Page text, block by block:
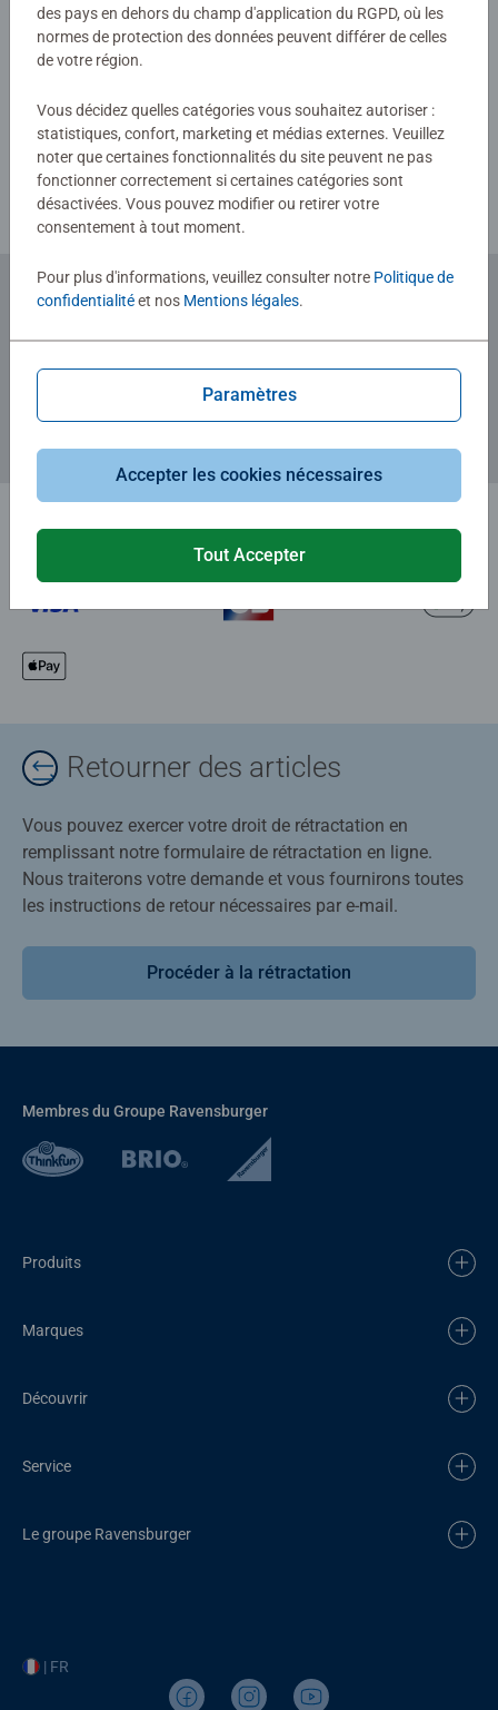
Consignes d'évaluation
Retourner des articles
Vous pouvez exercer votre droit de rétractation en
remplissant notre formulaire de rétractation en ligne.
Nous traiterons votre demande et vous fournirons toutes
les instructions de retour nécessaires par e-mail.
Procéder à la rétractation
Membres du Groupe Ravensburger
Produits
Marques
Découvrir
Service
Le groupe Ravensburger
| FR
des pays en dehors du champ d'application du RGPD, où les
normes de protection des données peuvent différer de celles
de votre région.
Vous décidez quelles catégories vous souhaitez autoriser :
statistiques, confort, marketing et médias externes. Veuillez
noter que certaines fonctionnalités du site peuvent ne pas
fonctionner correctement si certaines catégories sont
désactivées. Vous pouvez modifier ou retirer votre
consentement à tout moment.
Pour plus d'informations, veuillez consulter notre Politique de
confidentialitéet nos Mentions légales.
Paramètres
Accepter les cookies nécessaires
Tout Accepter